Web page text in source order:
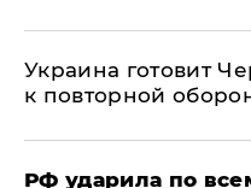
Украина готовит
к повторной
РФ ударила по